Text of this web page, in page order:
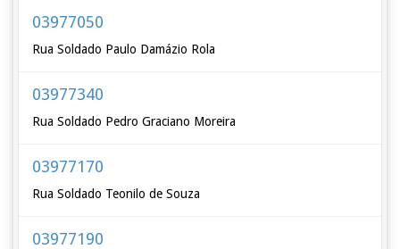
03977050
Rua Soldado Paulo Damázio Rola
03977340
Rua Soldado Pedro Graciano Moreira
03977170
Rua Soldado Teonilo de Souza
03977190